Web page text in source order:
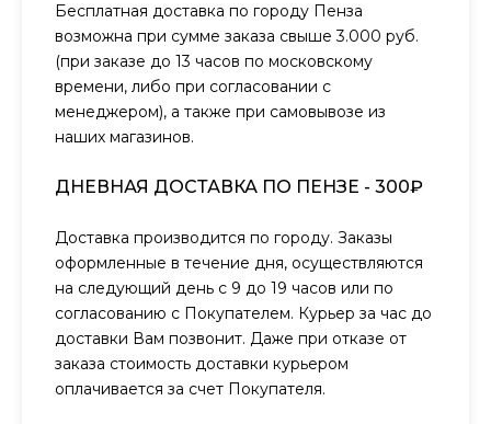
Бесплатная доставка по городу Пенза
возможна при сумме заказа свыше 3.000 руб.
(при заказе до 13 часов по московскому
времени, либо при согласовании с
менеджером), а также при самовывозе из
наших магазинов.
ДНЕВНАЯ ДОСТАВКА ПО ПЕНЗЕ - 300₽
Доставка производится по городу. Заказы
оформленные в течение дня, осуществляются
на следующий день с 9 до 19 часов или по
согласованию с Покупателем. Курьер за час до
доставки Вам позвонит. Даже при отказе от
заказа стоимость доставки курьером
оплачивается за счет Покупателя.